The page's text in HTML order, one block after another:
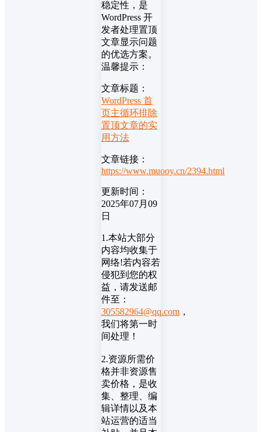
稳定性，是
WordPress 开
发者处理置顶
文章显示问题
的优选方案。
温馨提示：
文章标题：
WordPress 首
页主循环排除
置顶文章的实
用方法
文章链接：
https://www.muooy.cn/2394.html
更新时间：
2025年07月09
日
1.本站大部分
内容均收集于
网络!若内容若
侵犯到您的权
益，请发送邮
件至：
305582964@qq.com ，
我们将第一时
间处理！
2.资源所需价
格并非资源售
卖价格，是收
集、整理、编
辑详情以及本
站运营的适当